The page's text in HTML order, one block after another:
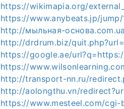
https://wikimapia.org/
https://www.anybeats.jp/
http://мыльная-
http://drdrum.biz/
https://google.ae/
https://
http://transport-nn.ru/
http://aolongthu.vn/
https://www.mesteel.com/